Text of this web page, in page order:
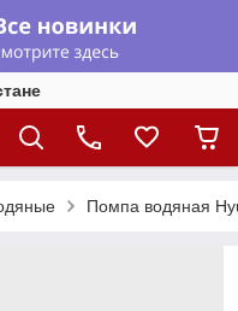
Помпа водяная